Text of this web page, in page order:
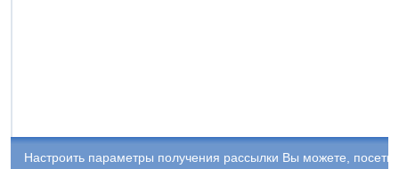
Настроить параметры получения рассылки Вы можете,